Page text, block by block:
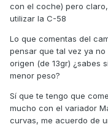
con el coche) pero
utilizar la C-58
Lo que comentas del
pensar que tal vez ya
origen (de 13gr) ¿sabes
menor peso?
Sí que te tengo que
mucho con el variador
curvas, me acuerdo de